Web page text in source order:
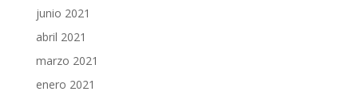
junio 2021
abril 2021
marzo 2021
enero 2021